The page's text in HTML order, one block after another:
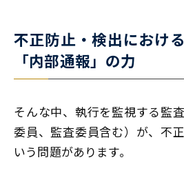
不正防止・検出におけ
「内部通報」の力
そんな中、執行を監視する監
委員、監査委員含む）が、不
いう問題があります。